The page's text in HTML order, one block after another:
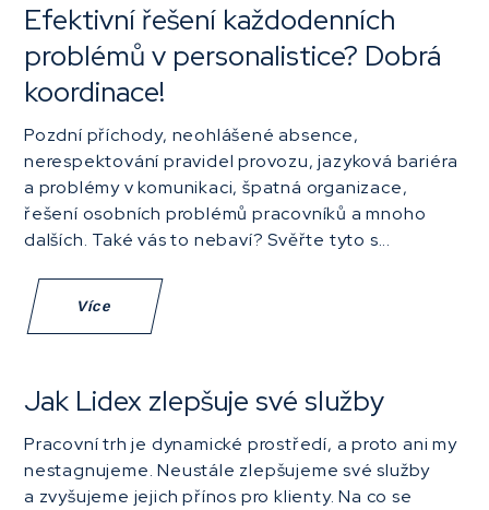
Efektivní řešení každodenních
problémů v personalistice? Dobrá
koordinace!
Pozdní příchody, neohlášené absence,
nerespektování pravidel provozu, jazyková bariéra
a problémy v komunikaci, špatná organizace,
řešení osobních problémů pracovníků a mnoho
dalších. Také vás to nebaví? Svěřte tyto s...
Více
Jak Lidex zlepšuje své služby
Pracovní trh je dynamické prostředí, a proto ani my
nestagnujeme. Neustále zlepšujeme své služby
a zvyšujeme jejich přínos pro klienty. Na co se